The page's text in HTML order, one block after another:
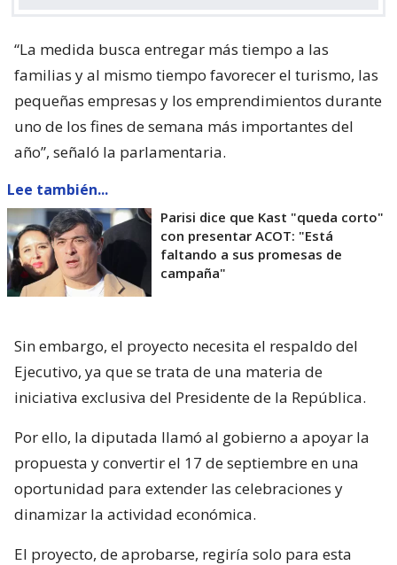
“La medida busca entregar más tiempo a las
familias y al mismo tiempo favorecer el turismo, las
pequeñas empresas y los emprendimientos durante
uno de los fines de semana más importantes del
año”, señaló la parlamentaria.
Lee también...
Parisi dice que Kast "queda corto"
con presentar ACOT: "Está
faltando a sus promesas de
campaña"
Sin embargo, el proyecto necesita el respaldo del
Ejecutivo, ya que se trata de una materia de
iniciativa exclusiva del Presidente de la República.
Por ello, la diputada llamó al gobierno a apoyar la
propuesta y convertir el 17 de septiembre en una
oportunidad para extender las celebraciones y
dinamizar la actividad económica.
El proyecto, de aprobarse, regiría solo para esta